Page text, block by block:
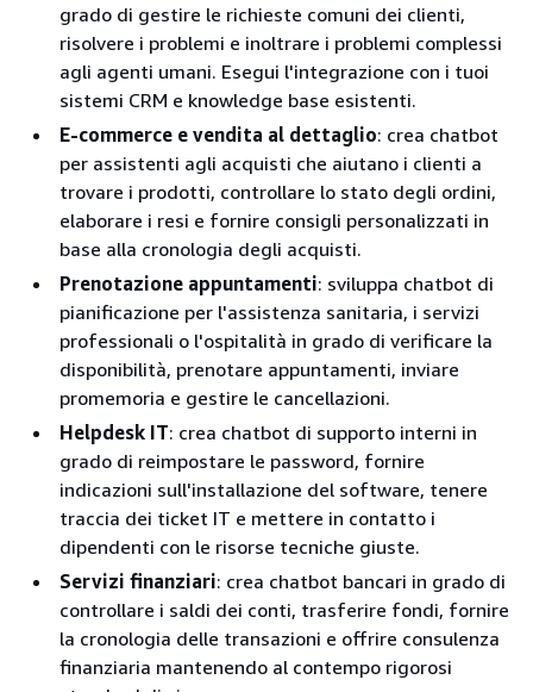
grado di gestire le richieste comuni dei clienti,
risolvere i problemi e inoltrare i problemi complessi
agli agenti umani. Esegui l'integrazione con i tuoi
sistemi CRM e knowledge base esistenti.
E-commerce e vendita al dettaglio: crea chatbot
per assistenti agli acquisti che aiutano i clienti a
trovare i prodotti, controllare lo stato degli ordini,
elaborare i resi e fornire consigli personalizzati in
base alla cronologia degli acquisti.
Prenotazione appuntamenti: sviluppa chatbot di
pianificazione per l'assistenza sanitaria, i servizi
professionali o l'ospitalità in grado di verificare la
disponibilità, prenotare appuntamenti, inviare
promemoria e gestire le cancellazioni.
Helpdesk IT: crea chatbot di supporto interni in
grado di reimpostare le password, fornire
indicazioni sull'installazione del software, tenere
traccia dei ticket IT e mettere in contatto i
dipendenti con le risorse tecniche giuste.
Servizi finanziari: crea chatbot bancari in grado di
controllare i saldi dei conti, trasferire fondi, fornire
la cronologia delle transazioni e offrire consulenza
finanziaria mantenendo al contempo rigorosi